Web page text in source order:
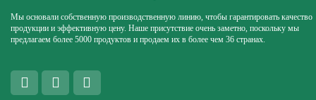
Мы основали собственную производственную линию, чтобы гарантировать качество
продукции и эффективную цену. Наше присутствие очень заметно, поскольку мы
предлагаем более 5000 продуктов и продаем их в более чем 36 странах.